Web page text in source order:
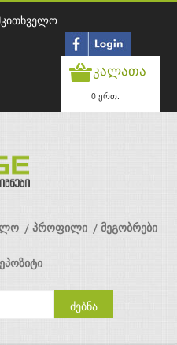
კალათა
0 ერთ.
პროფილი მეგობრები